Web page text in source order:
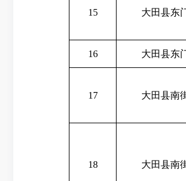
15 大田县东
16 大田县东
17 大田县南
18 大田县南